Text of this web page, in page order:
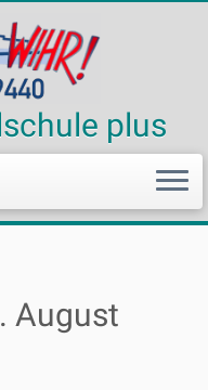
plus
August